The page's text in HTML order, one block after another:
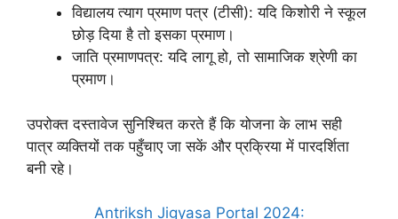
विद्यालय त्याग प्रमाण पत्र (टीसी): यदि किशोरी ने स्कूल
छोड़ दिया है तो इसका प्रमाण।
जाति प्रमाणपत्र: यदि लागू हो, तो सामाजिक श्रेणी का
प्रमाण।
उपरोक्त दस्तावेज सुनिश्चित करते हैं कि योजना के लाभ सही
पात्र व्यक्तियों तक पहुँचाए जा सकें और प्रक्रिया में पारदर्शिता
बनी रहे।
Antriksh Jigyasa Portal 2024: